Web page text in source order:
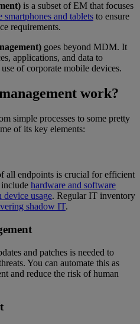
is a subset of EM that focuses
and tablets to ensure
requirements.
goes beyond MDM. It
applications, and data to
of corporate mobile devices.
work?
simple processes to some pretty
of its key elements:
all endpoints is crucial for efficient
hardware and software
device usage. Regular IT inventory
shadow IT.
and patches is needed to
You can automate this as
and reduce the risk of human